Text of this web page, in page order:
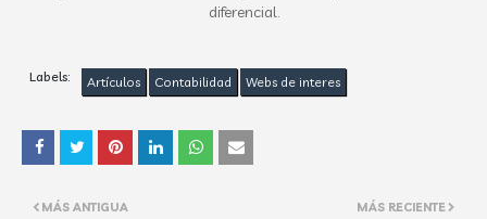
diferencial.
Labels: Artículos Contabilidad Webs de interes
MÁS RECIENTE
MÁS ANTIGUA